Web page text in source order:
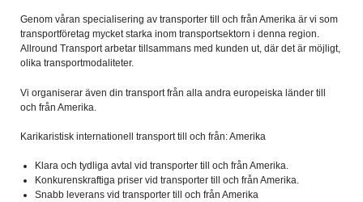
Genom våran specialisering av transporter till och från Amerika är vi som
transportföretag mycket starka inom transportsektorn i denna region.
Allround Transport arbetar tillsammans med kunden ut, där det är möjligt,
olika transportmodaliteter.
Vi organiserar även din transport från alla andra europeiska länder till
och från Amerika.
Karikaristisk internationell transport till och från: Amerika
Klara och tydliga avtal vid transporter till och från Amerika.
Konkurenskraftiga priser vid transporter till och från Amerika.
Snabb leverans vid transporter till och från Amerika